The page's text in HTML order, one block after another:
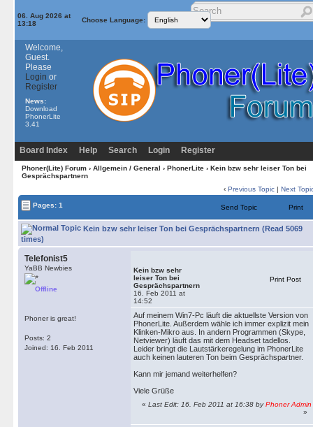
06. Aug 2026 at
13:18
Choose Language:
Welcome,
Guest.
Please
Login or
Register
News:
Download
PhonerLite
3.41
Board Index Help Search Login Register
Phoner(Lite) Forum› Allgemein / General › PhonerLite› Kein bzw sehr leiser Ton bei
Gesprächspartnern
‹ Previous Topic | Next
Pages: 1 Send Topic Print
Kein bzw sehr leiser Ton bei Gesprächspartnern (Read 5069
times)
Telefonist5
YaBB Newbies
Offline
Phoner is great!
Posts: 2
Joined: 16. Feb 2011
Kein bzw sehr
leiser Ton bei
Gesprächspartnern
16. Feb 2011 at
14:52
Print Post
Auf meinem Win7-Pc läuft die aktuellste Version von
PhonerLite. Außerdem wähle ich immer explizit mein
Klinken-Mikro aus. In andern Programmen (Skype,
Netviewer) läuft das mit dem Headset tadellos.
Leider bringt die Lautstärkeregelung im PhonerLite
auch keinen lauteren Ton beim Gesprächspartner.
Kann mir jemand weiterhelfen?
Viele Grüße
«Last Edit: 16. Feb 2011 at 16:38 byPhoner Admin
»